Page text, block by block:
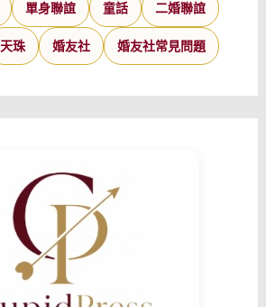
單身聯誼 童話 二婚聯誼
天珠 婚友社 婚友社常見問題